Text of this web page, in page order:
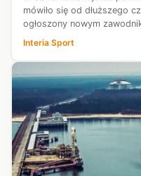
mówiło się od dłuższego
ogłoszony nowym
którym związał się
krok w kar...
Interia Sport